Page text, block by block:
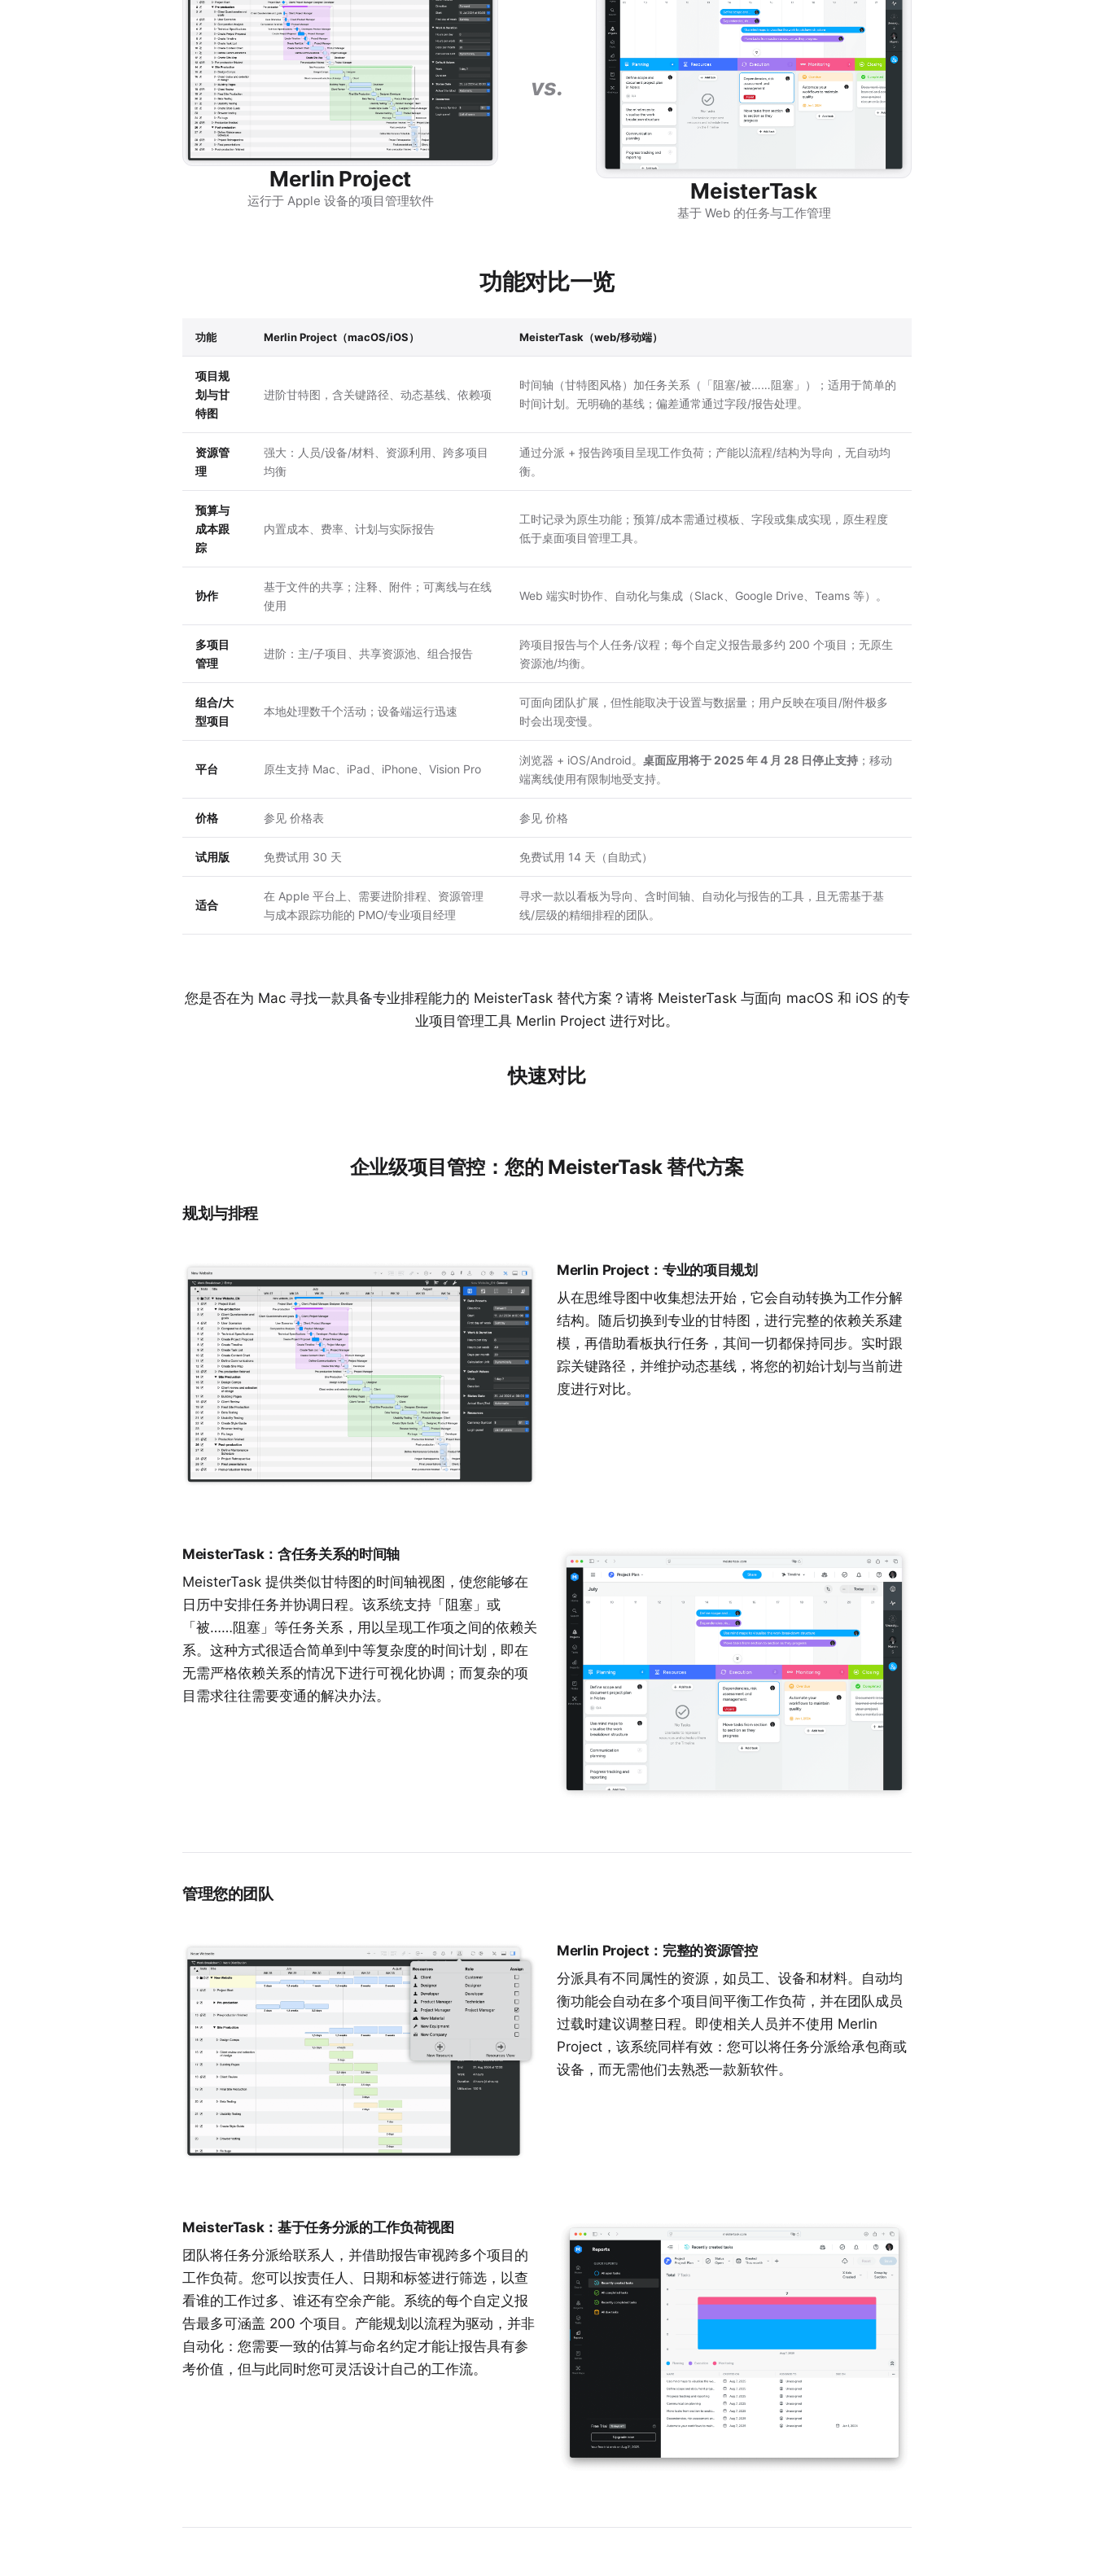
Merlin Project
运行于 Apple 设备的项目管理软件
vs.
MeisterTask
基于 Web 的任务与工作管理
功能对比一览
功能 Merlin Project（macOS/iOS） MeisterTask（web/移动端）
项目规
划与甘
特图
进阶甘特图，含关键路径、动态基线、依赖项
时间轴（甘特图风格）加任务关系（「阻塞/被……阻塞」）；适用于简单的
时间计划。无明确的基线；偏差通常通过字段/报告处理。
资源管
理
强大：人员/设备/材料、资源利用、跨多项目
均衡
通过分派 + 报告跨项目呈现工作负荷；产能以流程/结构为导向，无自动均
衡。
预算与
成本跟
踪
内置成本、费率、计划与实际报告
工时记录为原生功能；预算/成本需通过模板、字段或集成实现，原生程度
低于桌面项目管理工具。
协作
基于文件的共享；注释、附件；可离线与在线
使用
Web 端实时协作、自动化与集成（Slack、Google Drive、Teams 等）。
多项目
管理
进阶：主/子项目、共享资源池、组合报告
跨项目报告与个人任务/议程；每个自定义报告最多约 200 个项目；无原生
资源池/均衡。
组合/大
型项目
本地处理数千个活动；设备端运行迅速
可面向团队扩展，但性能取决于设置与数据量；用户反映在项目/附件极多
时会出现变慢。
平台 原生支持 Mac、iPad、iPhone、Vision Pro
浏览器 + iOS/Android。 桌面应用将于 2025 年 4 月 28 日停止支持 ；移动
端离线使用有限制地受支持。
价格 参见 价格表 参见 价格
试用版 免费试用 30 天 免费试用 14 天（自助式）
适合
在 Apple 平台上、需要进阶排程、资源管理
与成本跟踪功能的 PMO/专业项目经理
寻求一款以看板为导向、含时间轴、自动化与报告的工具，且无需基于基
线/层级的精细排程的团队。
您是否在为 Mac 寻找一款具备专业排程能力的 MeisterTask 替代方案？请将 MeisterTask 与面向 macOS 和 iOS 的专
业项目管理工具 Merlin Project 进行对比。
快速对比
企业级项目管控：您的 MeisterTask 替代方案
规划与排程
Merlin Project：专业的项目规划
从在思维导图中收集想法开始，它会自动转换为工作分解
结构。随后切换到专业的甘特图 ，进行完整的依赖关系建
模，再借助看板执行任务，其间一切都保持同步。实时跟
踪关键路径 ，并维护动态基线 ，将您的初始计划与当前进
度进行对比。
MeisterTask：含任务关系的时间轴
MeisterTask 提供类似甘特图的时间轴视图，使您能够在
日历中安排任务并协调日程。该系统支持「阻塞」或
「被……阻塞」等任务关系，用以呈现工作项之间的依赖关
系。这种方式很适合简单到中等复杂度的时间计划，即在
无需严格依赖关系的情况下进行可视化协调；而复杂的项
目需求往往需要变通的解决办法。
管理您的团队
Merlin Project：完整的资源管控
分派具有不同属性的资源 ，如员工、设备和材料。自动均
衡功能会自动在多个项目间平衡工作负荷，并在团队成员
过载时建议调整日程。即使相关人员并不使用 Merlin
Project，该系统同样有效：您可以将任务分派给承包商或
设备，而无需他们去熟悉一款新软件。
MeisterTask：基于任务分派的工作负荷视图
团队将任务分派给联系人，并借助报告审视跨多个项目的
工作负荷。您可以按责任人、日期和标签进行筛选，以查
看谁的工作过多、谁还有空余产能。系统的每个自定义报
告最多可涵盖 200 个项目。产能规划以流程为驱动，并非
自动化：您需要一致的估算与命名约定才能让报告具有参
考价值，但与此同时您可灵活设计自己的工作流。